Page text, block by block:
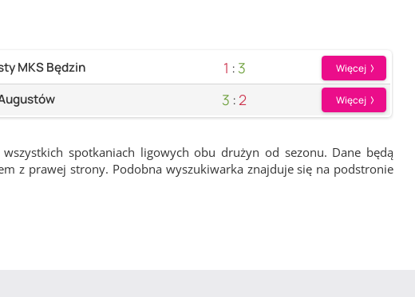
MKS Będzin 1 : 3 Więcej
3 : 2 Więcej
spotkaniach ligowych obu drużyn od sezonu. Dane będą
z prawej strony. Podobna wyszukiwarka znajduje się na podstronie